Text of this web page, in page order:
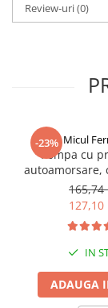
Review-uri(0)
-23% Micul
Pompa cu
autoamorsare,
12V, 8 litri /
7.5 bari
165,74
127,10
IN
ADAUGA